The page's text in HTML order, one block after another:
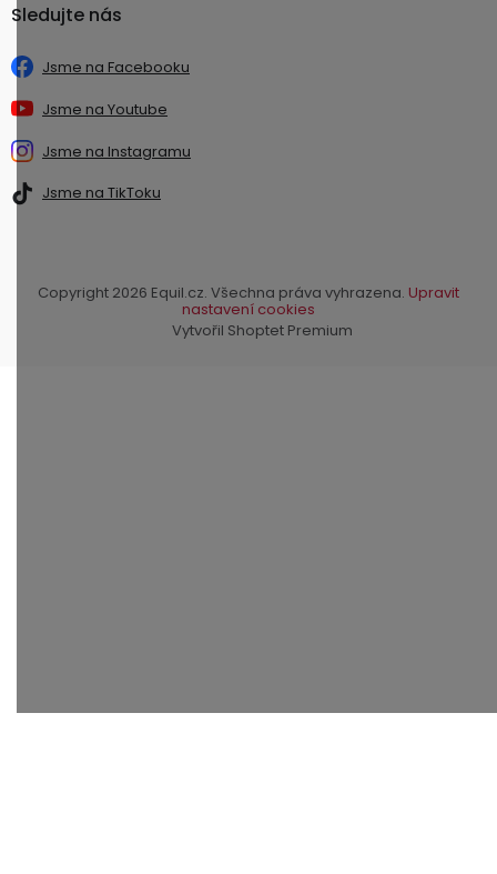
Sledujte nás
Jsme na Facebooku
Jsme na Youtube
Jsme na Instagramu
Jsme na TikToku
Vytvořil Shoptet Premium
Copyright 2026 Equil.cz. Všechna práva vyhrazena. Upravit
nastavení cookies